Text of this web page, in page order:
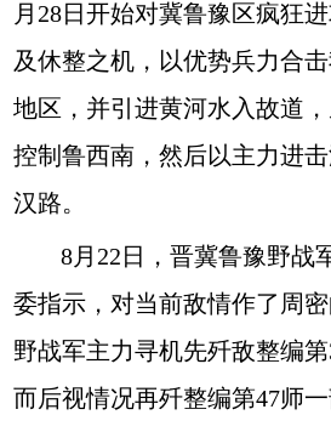
月28日开始对冀鲁豫区疯狂
及休整之机，以优势兵力合
地区，并引进黄河水入故道
控制鲁西南，然后以主力进
汉路。
8月22日，晋冀鲁豫野战
委指示，对当前敌情作了周
野战军主力寻机先歼敌整编第
而后视情况再歼整编第47师